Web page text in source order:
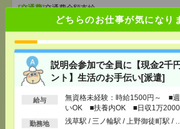
どちらのお仕事が気になり
説明会参加で全員に【現金2千
ント】生活のお手伝い[派遣]
給与
無資格未経験：時給1500円～ ■
いOK ■扶養内OK ■日収1万2000
以上
勤務地 浅草駅 / 三ノ輪駅 / 上野御徒町駅 / …
[交通費]交通費全額支給
浅草駅/ 三ノ輪駅/上野御徒町駅/…
【オープニング募集】おばあちゃん
いも仕事の1つ[派遣]
[給 与]無資格未経験：時給1500円～ ■週払い
OK ■扶養内OK ■日収1万2000円以上
交通費全額支給
[勤務地]巣鴨駅/目白駅/ 北池袋駅 /…